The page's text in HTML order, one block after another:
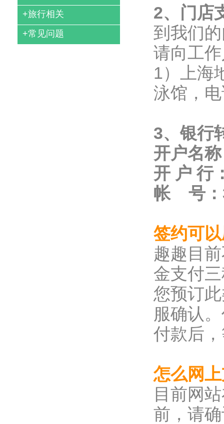
+旅行相关
+常见问题
2、门店
到我们
请向工
1）上海
泳馆，
3、银行
开户名
开 户 行
帐
号：
签约可
趣趣目
金支付
您预订
服确认
付款后
怎么网
目前网
前，请